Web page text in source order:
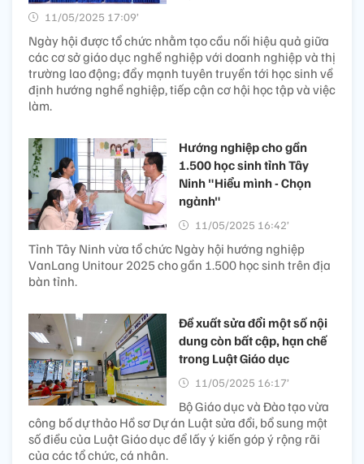
11/05/2025 17:09’
Ngày hội được tổ chức nhằm tạo cầu nối hiệu quả giữa
các cơ sở giáo dục nghề nghiệp với doanh nghiệp và thị
trường lao động; đẩy mạnh tuyên truyền tới học sinh về
định hướng nghề nghiệp, tiếp cận cơ hội học tập và việc
làm.
Hướng nghiệp cho gần
1.500 học sinh tỉnh Tây
Ninh "Hiểu mình - Chọn
ngành"
11/05/2025 16:42’
Tỉnh Tây Ninh vừa tổ chức Ngày hội hướng nghiệp
VanLang Unitour 2025 cho gần 1.500 học sinh trên địa
bàn tỉnh.
Đề xuất sửa đổi một số nội
dung còn bất cập, hạn chế
trong Luật Giáo dục
11/05/2025 16:17’
Bộ Giáo dục và Đào tạo vừa
công bố dự thảo Hồ sơ Dự án Luật sửa đổi, bổ sung một
số điều của Luật Giáo dục để lấy ý kiến góp ý rộng rãi
của các tổ chức, cá nhân.